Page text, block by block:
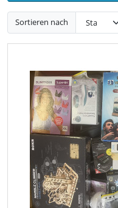
Sortieren nach